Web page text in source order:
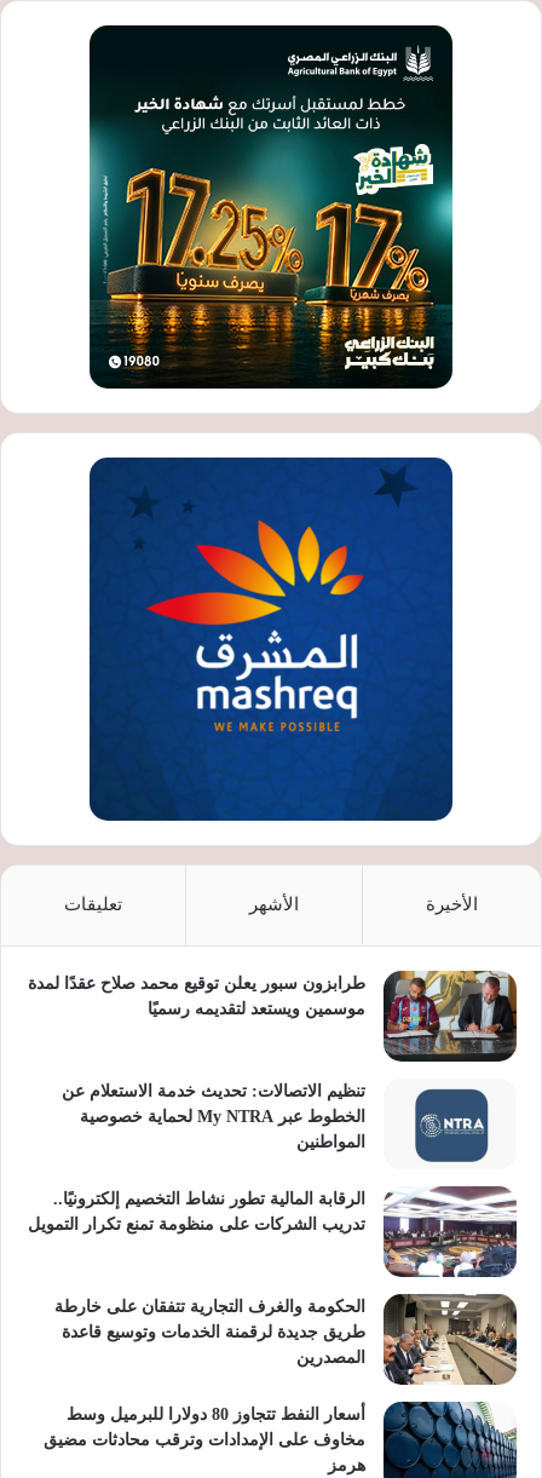
الأخيرة الأشهر تعليقات
طرابزون سبور يعلن توقيع محمد صلاح عقدًا لمدة
موسمين ويستعد لتقديمه رسميًا
تنظيم الاتصالات: تحديث خدمة الاستعلام عن
الخطوط عبر My NTRA لحماية خصوصية
المواطنين
الرقابة المالية تطور نشاط التخصيم إلكترونيًا..
تدريب الشركات على منظومة تمنع تكرار التمويل
الحكومة والغرف التجارية تتفقان على خارطة
طريق جديدة لرقمنة الخدمات وتوسيع قاعدة
المصدرين
أسعار النفط تتجاوز 80 دولارا للبرميل وسط
مخاوف على الإمدادات وترقب محادثات مضيق
هرمز